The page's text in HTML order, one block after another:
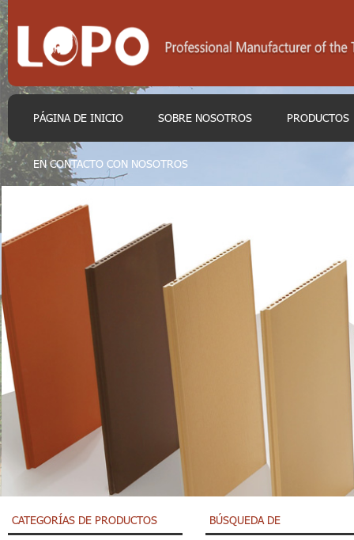
PÁGINA DE INICIO SOBRE NOSOTROS PRODUCTOS
EN CONTACTO CON NOSOTROS
CATEGORÍAS DE PRODUCTOS BÚSQUEDA DE